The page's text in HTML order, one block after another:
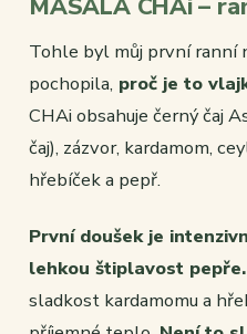
MASALA CHAi –
Tohle byl můj první ranní
pochopila, proč je to
CHAi obsahuje černý čaj
čaj), zázvor, kardamom,
hřebíček a pepř.
První doušek je
lehkou štiplavost pepře.
sladkost kardamomu a